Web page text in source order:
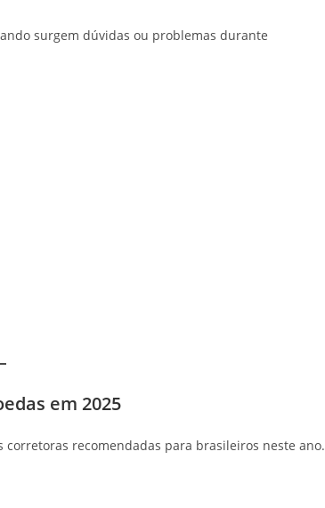
surgem dúvidas ou problemas durante
em 2025
recomendadas para brasileiros neste ano.